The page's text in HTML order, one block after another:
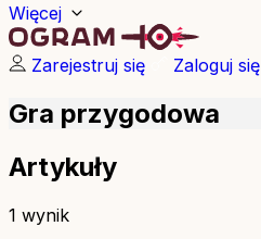
Więcej
Zarejestruj się Zaloguj się
Gra przygodowa
Artykuły
1 wynik